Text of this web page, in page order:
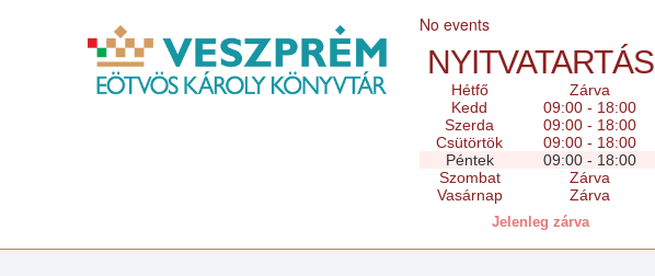
No events
NYITVATARTÁS
Hétfő
Zárva
Kedd
09:00 - 18:00
Szerda
09:00 - 18:00
Csütörtök
09:00 - 18:00
Péntek
09:00 - 18:00
Szombat
Zárva
Vasárnap
Zárva
Jelenleg zárva